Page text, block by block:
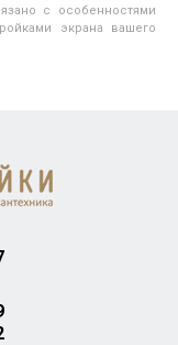
с особенностями
экрана вашего